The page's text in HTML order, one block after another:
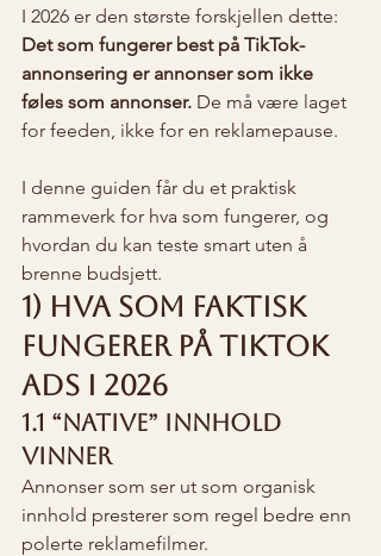
I 2026 er den største forskjellen dette:
Det som fungerer best på TikTok-
annonsering er annonser som ikke
føles som annonser. De må være laget
for feeden, ikke for en reklamepause.
I denne guiden får du et praktisk
rammeverk for hva som fungerer, og
hvordan du kan teste smart uten å
brenne budsjett.
1) Hva som faktisk
fungerer på TikTok
Ads i 2026
1.1 “Native” innhold
vinner
Annonser som ser ut som organisk
innhold presterer som regel bedre enn
polerte reklamefilmer.